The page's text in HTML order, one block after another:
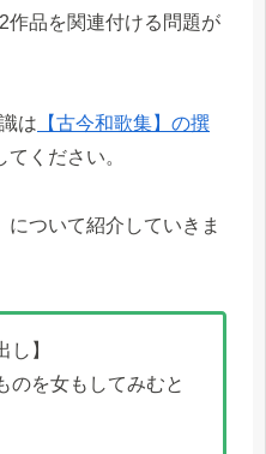
作品を関連付ける問題が
は 【古今和歌集】の撰
てください。
ついて紹介していきま
し】
のを女もしてみむと